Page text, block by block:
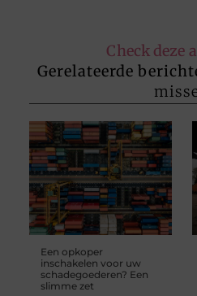
Check deze
Gerelateerde
Een opkoper
inschakelen voor uw
schadegoederen? Een
slimme zet